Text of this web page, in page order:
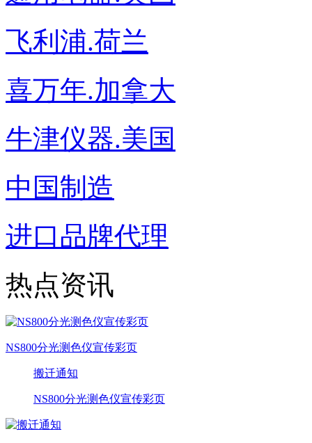
飞利浦.荷兰
喜万年.加拿大
牛津仪器.美国
中国制造
进口品牌代理
热点资讯
NS800分光测色仪宣传彩页
搬迁通知
NS800分光测色仪宣传彩页